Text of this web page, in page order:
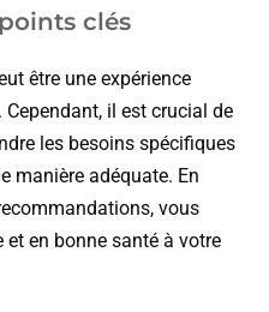
clés
être une expérience
il est crucial de
les besoins spécifiques
manière adéquate. En
vous
en bonne santé à votre